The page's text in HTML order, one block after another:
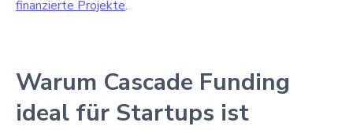
finanzierte Projekte.
Warum Cascade Funding
ideal für Startups ist